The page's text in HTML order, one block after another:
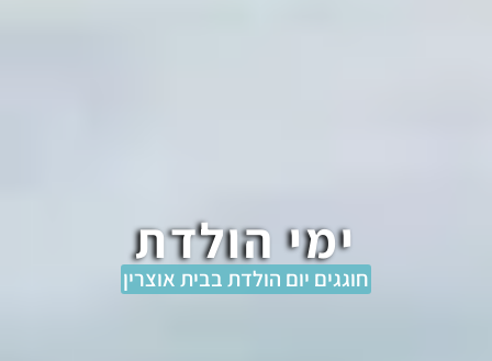
ימי הולדת
חוגגים יום הולדת בבית אוצרין